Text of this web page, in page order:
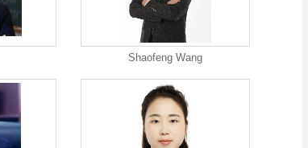
Shaofeng Wang